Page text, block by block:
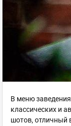
В меню
классических и
шотов, отличный